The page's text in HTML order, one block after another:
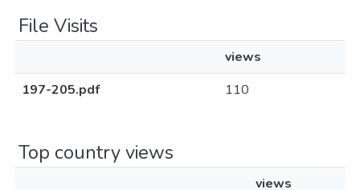
File Visits
views
197-205.pdf
110
Top country views
views